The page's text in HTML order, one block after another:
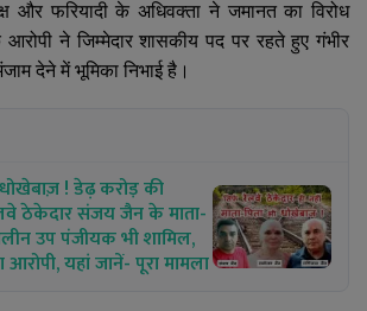
और फरियादी के अधिवक्ता ने जमानत का विरोध
आरोपी ने जिम्मेदार शासकीय पद पर रहते हुए गंभीर
देने में भूमिका निभाई है।
धोखेबाज़ ! डेढ़ करोड़ की
ठेकेदार संजय जैन के माता-
उप पंजीयक भी शामिल,
यहां जानें- पूरा मामला